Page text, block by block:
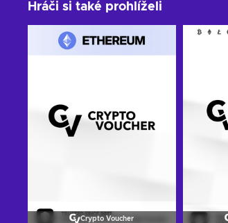
Hráči si také prohlíželi
Crypto Voucher